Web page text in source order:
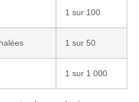
1 sur 100
1 sur 50
1 sur 1 000